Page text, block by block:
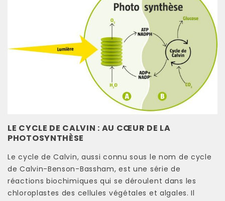
LE CYCLE DE CALVIN : AU CŒUR DE LA
PHOTOSYNTHÈSE
Le cycle de Calvin, aussi connu sous le nom de cycle
de Calvin-Benson-Bassham, est une série de
réactions biochimiques qui se déroulent dans les
chloroplastes des cellules végétales et algales. Il